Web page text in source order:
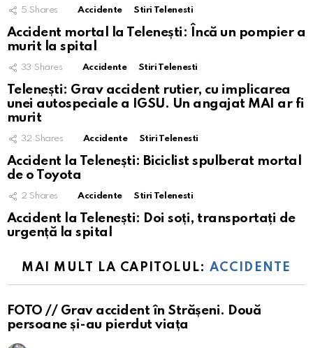
5 Shares Accidente Stiri Telenesti
Accident mortal la Telenești: Încă un pompier a
murit la spital
33 Shares Accidente Stiri Telenesti
Telenești: Grav accident rutier, cu implicarea
unei autospeciale a IGSU. Un angajat MAI ar fi
murit
32 Shares Accidente Stiri Telenesti
Accident la Telenești: Biciclist spulberat mortal
de o Toyota
2 Shares Accidente Stiri Telenesti
Accident la Telenești: Doi soți, transportați de
urgență la spital
MAI MULT LA CAPITOLUL: ACCIDENTE
FOTO // Grav accident în Strășeni. Două
persoane și-au pierdut viața